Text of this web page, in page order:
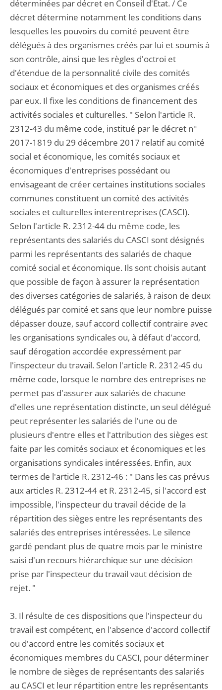
déterminées par décret en Conseil d'Etat. / Ce
décret détermine notamment les conditions dans
lesquelles les pouvoirs du comité peuvent être
délégués à des organismes créés par lui et soumis à
son contrôle, ainsi que les règles d'octroi et
d'étendue de la personnalité civile des comités
sociaux et économiques et des organismes créés
par eux. Il fixe les conditions de financement des
activités sociales et culturelles. " Selon l'article R.
2312-43 du même code, institué par le décret n°
2017-1819 du 29 décembre 2017 relatif au comité
social et économique, les comités sociaux et
économiques d'entreprises possédant ou
envisageant de créer certaines institutions sociales
communes constituent un comité des activités
sociales et culturelles interentreprises (CASCI).
Selon l'article R. 2312-44 du même code, les
représentants des salariés du CASCI sont désignés
parmi les représentants des salariés de chaque
comité social et économique. Ils sont choisis autant
que possible de façon à assurer la représentation
des diverses catégories de salariés, à raison de deux
délégués par comité et sans que leur nombre puisse
dépasser douze, sauf accord collectif contraire avec
les organisations syndicales ou, à défaut d'accord,
sauf dérogation accordée expressément par
l'inspecteur du travail. Selon l'article R. 2312-45 du
même code, lorsque le nombre des entreprises ne
permet pas d'assurer aux salariés de chacune
d'elles une représentation distincte, un seul délégué
peut représenter les salariés de l'une ou de
plusieurs d'entre elles et l'attribution des sièges est
faite par les comités sociaux et économiques et les
organisations syndicales intéressées. Enfin, aux
termes de l'article R. 2312-46 : " Dans les cas prévus
aux articles R. 2312-44 et R. 2312-45, si l'accord est
impossible, l'inspecteur du travail décide de la
répartition des sièges entre les représentants des
salariés des entreprises intéressées. Le silence
gardé pendant plus de quatre mois par le ministre
saisi d'un recours hiérarchique sur une décision
prise par l'inspecteur du travail vaut décision de
rejet. "
3. Il résulte de ces dispositions que l'inspecteur du
travail est compétent, en l'absence d'accord collectif
ou d'accord entre les comités sociaux et
économiques membres du CASCI, pour déterminer
le nombre de sièges de représentants des salariés
au CASCI et leur répartition entre les représentants